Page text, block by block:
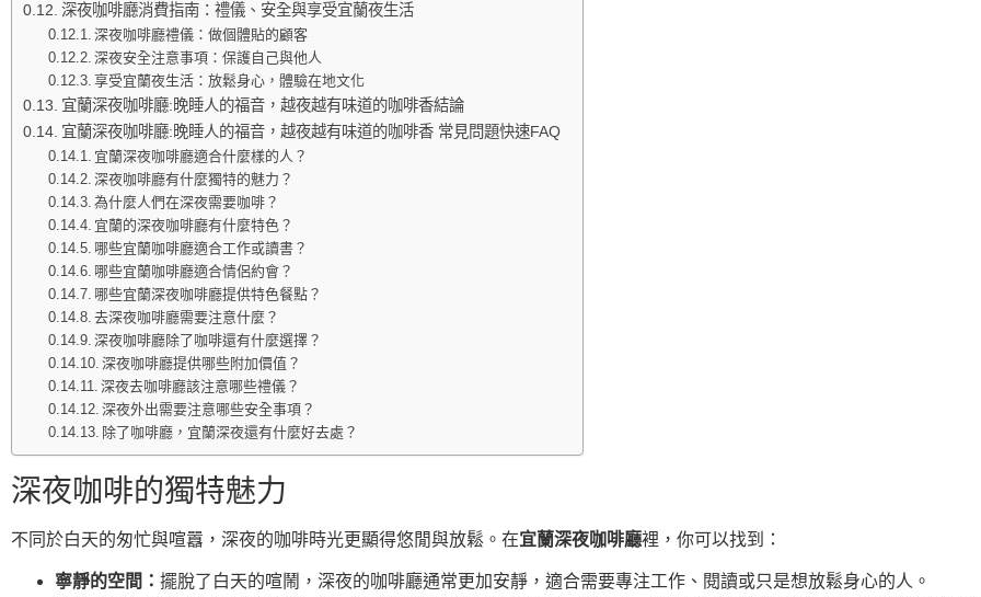
深夜咖啡廳消費指南：禮儀、安全與享受宜蘭夜生活
深夜咖啡廳禮儀：做個體貼的顧客
深夜安全注意事項：保護自己與他人
享受宜蘭夜生活：放鬆身心，體驗在地文化
宜蘭深夜咖啡廳:晚睡人的福音，越夜越有味道的咖啡香結論
宜蘭深夜咖啡廳:晚睡人的福音，越夜越有味道的咖啡香 常見問題快速FAQ
宜蘭深夜咖啡廳適合什麼樣的人？
深夜咖啡廳有什麼獨特的魅力？
為什麼人們在深夜需要咖啡？
宜蘭的深夜咖啡廳有什麼特色？
哪些宜蘭咖啡廳適合工作或讀書？
哪些宜蘭咖啡廳適合情侶約會？
哪些宜蘭深夜咖啡廳提供特色餐點？
去深夜咖啡廳需要注意什麼？
深夜咖啡廳除了咖啡還有什麼選擇？
深夜咖啡廳提供哪些附加價值？
深夜去咖啡廳該注意哪些禮儀？
深夜外出需要注意哪些安全事項？
除了咖啡廳，宜蘭深夜還有什麼好去處？
深夜咖啡的獨特魅力
不同於白天的匆忙與喧囂，深夜的咖啡時光更顯得悠閒與放鬆。在宜蘭深夜咖啡廳裡，你可以找到：
寧靜的空間： 擺脫了白天的喧鬧，深夜的咖啡廳通常更加安靜，適合需要專注工作、閱讀或只是想放鬆身心的人。